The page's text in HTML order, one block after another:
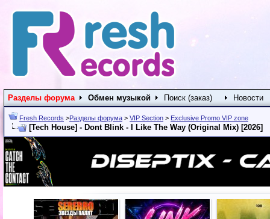
Разделы форума Обмен музыкой Поиск (заказ) Новости
Fresh Records >Разделы форума > VIP Section > Exclusive Promo VIP zone
[Tech House] - Dont Blink - I Like The Way (Original Mix) [2026]